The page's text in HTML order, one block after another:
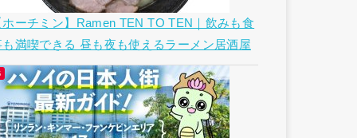
ホーチミン】Ramen TEN TO TEN｜飲みも食
も満喫できる 昼も夜も使えるラーメン居酒屋